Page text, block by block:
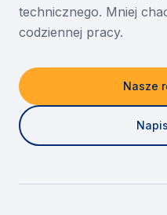
Kontakt
technicznego. Mniej
codziennej pracy.
Nasze